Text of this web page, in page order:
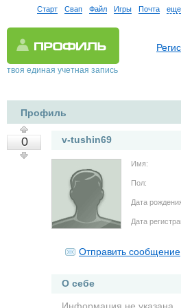
Старт Свап Файл Игры Почта еще
твоя единая учетная запись
Профиль
0 v-tushin69
Имя:
Пол:
Дата
Дата
Отправить сообщение
О себе